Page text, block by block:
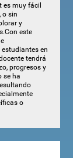
es muy fácil
o sin
y
este
en
tendrá
progresos y
se ha
o